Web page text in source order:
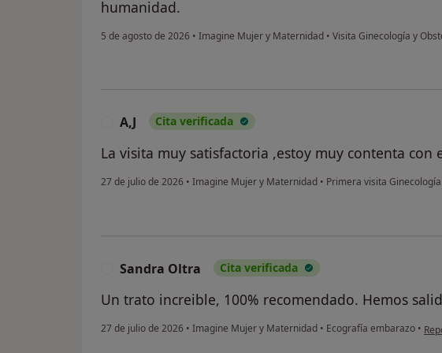
humanidad.
5 de agosto de 2026 • Imagine Mujer y Maternidad • Visita Ginecología y
A,J Cita verificada
La visita muy satisfactoria ,estoy muy contenta con
27 de julio de 2026 • Imagine Mujer y Maternidad • Primera visita
Sandra Oltra Cita verificada
Un trato increible, 100% recomendado. Hemos
27 de julio de 2026 • Imagine Mujer y Maternidad • Ecografía embarazo • en